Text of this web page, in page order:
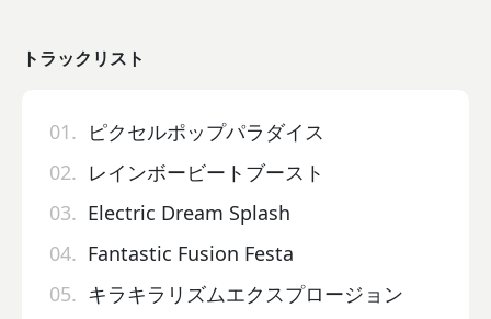
トラックリスト
01. ピクセルポップパラダイス
02. レインボービートブースト
03. Electric Dream Splash
04. Fantastic Fusion Festa
05. キラキラリズムエクスプロージョン